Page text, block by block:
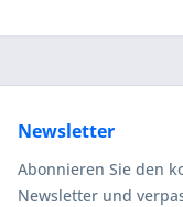
Newsletter
Abonnieren Sie den
Newsletter und